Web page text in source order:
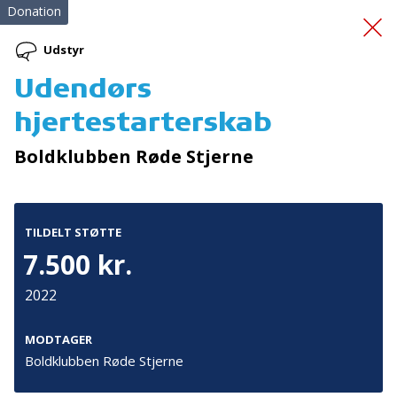
Vi lærer sammen i
indskolingen
Donation
Udstyr
Udendørs
hjertestarterskab
Boldklubben Røde Stjerne
TILDELT STØTTE
7.500 kr.
2022
MODTAGER
Boldklubben Røde Stjerne
Tilmeld nyhedsbrev
De seneste nyheder om TrygFondens og TryghedsGruppens
aktiviteter direkte i din indbakke.